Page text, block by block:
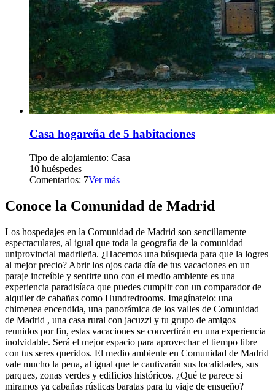
Casa hogareña de 5 habitaciones
Tipo de alojamiento: Casa
10 huéspedes
Comentarios: 7Ver más
Conoce la Comunidad de Madrid
Los hospedajes en la Comunidad de Madrid son sencillamente
espectaculares, al igual que toda la geografía de la comunidad
uniprovincial madrileña. ¿Hacemos una búsqueda para que la logres
al mejor precio? Abrir los ojos cada día de tus vacaciones en un
paraje increíble y sentirte uno con el medio ambiente es una
experiencia paradisíaca que puedes cumplir con un comparador de
alquiler de cabañas como Hundredrooms. Imagínatelo: una
chimenea encendida, una panorámica de los valles de Comunidad
de Madrid , una casa rural con jacuzzi y tu grupo de amigos
reunidos por fin, estas vacaciones se convertirán en una experiencia
inolvidable. Será el mejor espacio para aprovechar el tiempo libre
con tus seres queridos. El medio ambiente en Comunidad de Madrid
vale mucho la pena, al igual que te cautivarán sus localidades, sus
parques, zonas verdes y edificios históricos. ¿Qué te parece si
miramos ya cabañas rústicas baratas para tu viaje de ensueño?